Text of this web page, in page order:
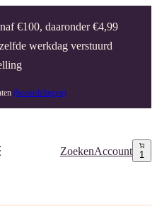
€100, daaronder €4,99
werkdag verstuurd
(beoordelingen)
ZoekenAccount 1